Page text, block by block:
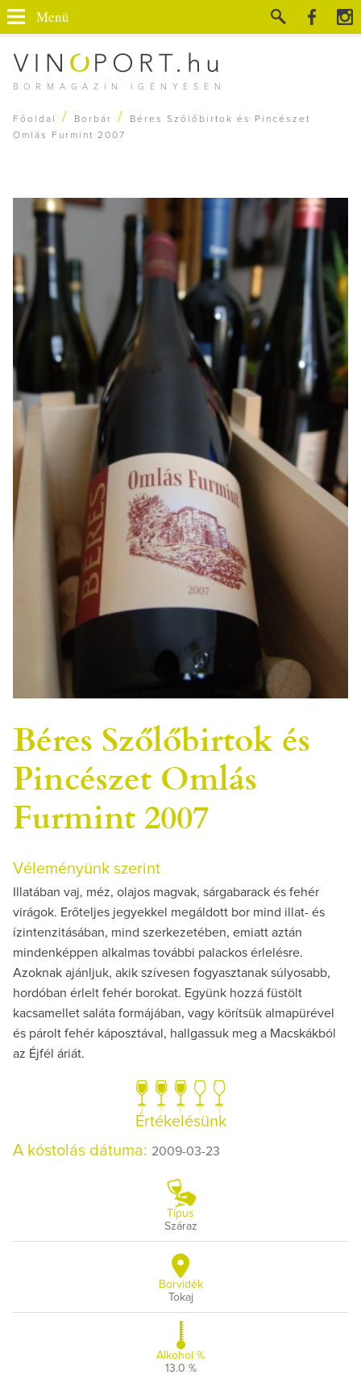
BORMAGAZIN IGÉNYESEN
Menü
Főoldal / Borbár /
Béres Szőlőbirtok és Pincészet
Omlás Furmint 2007
Béres Szőlőbirtok és
Pincészet Omlás
Furmint 2007
Véleményünk szerint
Illatában vaj, méz, olajos magvak, sárgabarack és fehér
virágok. Erőteljes jegyekkel megáldott bor mind illat- és
ízintenzitásában, mind szerkezetében, emiatt aztán
mindenképpen alkalmas további palackos érlelésre.
Azoknak ajánljuk, akik szívesen fogyasztanak súlyosabb,
hordóban érlelt fehér borokat. Együnk hozzá füstölt
kacsamellet saláta formájában, vagy körítsük almapürével
és párolt fehér káposztával, hallgassuk meg a Macskákból
az Éjfél áriát.
Értékelésünk
A kóstolás dátuma: 2009-03-23
Típus
Száraz
Borvidék
Tokaj
Alkohol %
13.0 %